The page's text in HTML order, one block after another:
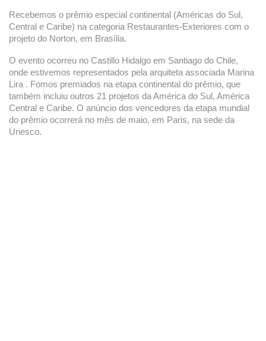
Recebemos o prêmio especial continental (Américas do Sul,
Central e Caribe) na categoria Restaurantes-Exteriores com o
projeto do Norton, em Brasília.
O evento ocorreu no Castillo Hidalgo em Santiago do Chile,
onde estivemos representados pela arquiteta associada Marina
Lira . Fomos premiados na etapa continental do prêmio, que
também incluiu outros 21 projetos da América do Sul, América
Central e Caribe. O anúncio dos vencedores da etapa mundial
do prêmio ocorrerá no mês de maio, em Paris, na sede da
Unesco.